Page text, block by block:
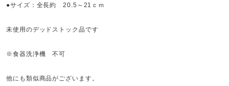
●サイズ：全長約 20.5～21ｃｍ
未使用のデッドストック品です
※食器洗浄機 不可
他にも類似商品がございます。